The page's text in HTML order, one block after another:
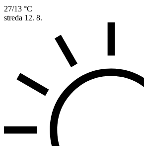
27/13 °C
streda 12. 8.